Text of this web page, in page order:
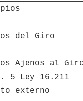
del Giro
Ajenos al Giro
5 Ley 16.211
externo